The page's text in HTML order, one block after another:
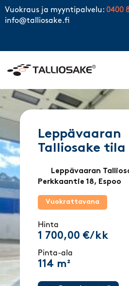
Skip to content
Vuokraus ja myyntipalvelu: 0400
info@talliosake.fi
Leppävaaran
Talliosake tila
Leppävaaran
Perkkaantie 18, Espoo
Vuokrattavana
Hinta
1 700,00 €/kk
Pinta-ala
114 m²